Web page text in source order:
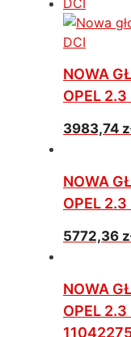
NOWA
OPEL 2.3
3983,74
NOWA
OPEL
5772,36
NOWA
OPEL 2.3